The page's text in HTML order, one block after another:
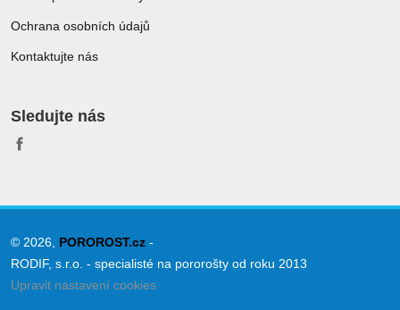
Ochrana osobních údajů
Kontaktujte nás
Sledujte nás
© 2026, POROROST.cz -
RODIF, s.r.o. - specialisté na pororošty od roku 2013
Upravit nastavení cookies